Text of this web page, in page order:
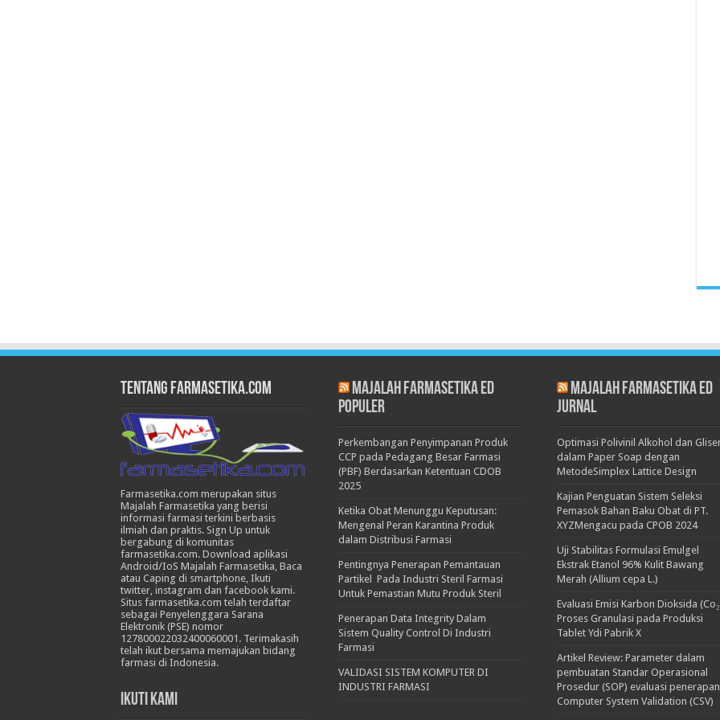
Tentang Farmasetika.com
Farmasetika.com merupakan situs
Majalah Farmasetika yang berisi
informasi farmasi terkini berbasis
ilmiah dan praktis. Sign Up untuk
bergabung di komunitas
farmasetika.com. Download aplikasi
Android/IoS Majalah Farmasetika, Baca
atau Caping di smartphone, Ikuti
twitter, instagram dan facebook kami.
Situs farmasetika.com telah terdaftar
sebagai Penyelenggara Sarana
Elektronik (PSE) nomor
127800022032400060001. Terimakasih
telah ikut bersama memajukan bidang
farmasi di Indonesia.
Ikuti Kami
Majalah Farmasetika Ed
Populer
Perkembangan Penyimpanan Produk
CCP pada Pedagang Besar Farmasi
(PBF) Berdasarkan Ketentuan CDOB
2025
Ketika Obat Menunggu Keputusan:
Mengenal Peran Karantina Produk
dalam Distribusi Farmasi
Pentingnya Penerapan Pemantauan
Partikel Pada Industri Steril Farmasi
Untuk Pemastian Mutu Produk Steril
Penerapan Data Integrity Dalam
Sistem Quality Control Di Industri
Farmasi
VALIDASI SISTEM KOMPUTER DI
INDUSTRI FARMASI
Majalah Farmasetika Ed
Jurnal
Optimasi Polivinil Alkohol dan
dalam Paper Soap dengan
MetodeSimplex Lattice Design
Kajian Penguatan Sistem Seleksi
Pemasok Bahan Baku Obat di PT.
XYZMengacu pada CPOB 2024
Uji Stabilitas Formulasi Emulgel
Ekstrak Etanol 96% Kulit Bawang
Merah (Allium cepa L.)
Evaluasi Emisi Karbon Dioksida
Proses Granulasi pada Produksi
Tablet Ydi Pabrik X
Artikel Review: Parameter dalam
pembuatan Standar Operasional
Prosedur (SOP) evaluasi penerapan
Computer System Validation (CSV)